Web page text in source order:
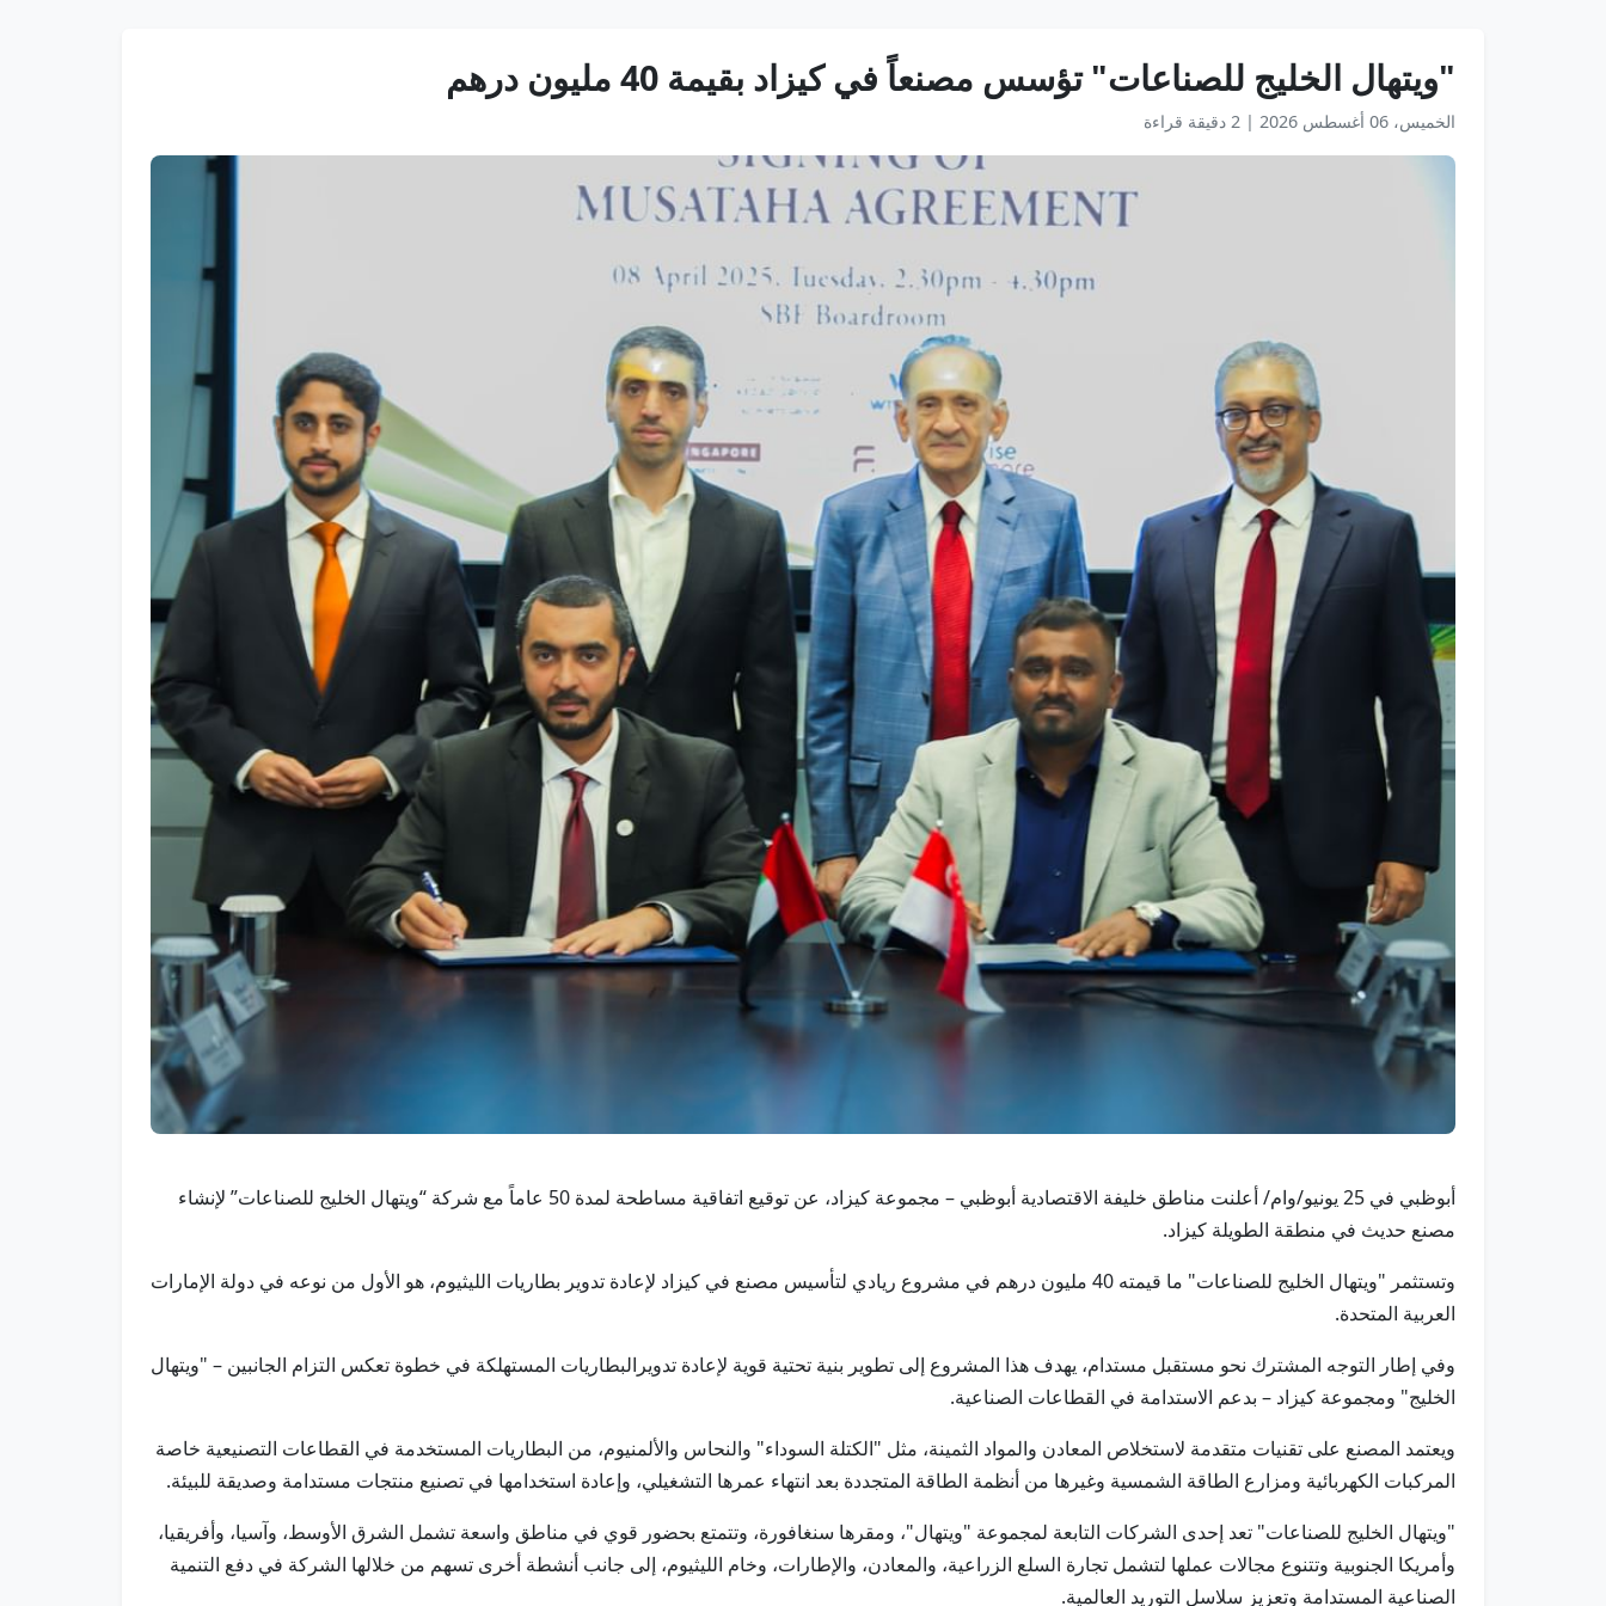
"ويتهال الخليج للصناعات" تؤسس مصنعاً في كيزاد بقيمة 40 مليون درهم
الخميس، 06 أغسطس 2026 | 2 دقيقة قراءة
أبوظبي في 25 يونيو/وام/ أعلنت مناطق خليفة الاقتصادية أبوظبي – مجموعة كيزاد، عن توقيع اتفاقية مساطحة لمدة 50 عاماً مع شركة “ويتهال الخليج للصناعات” لإنشاء
مصنع حديث في منطقة الطويلة كيزاد.
وتستثمر "ويتهال الخليج للصناعات" ما قيمته 40 مليون درهم في مشروع ريادي لتأسيس مصنع في كيزاد لإعادة تدوير بطاريات الليثيوم، هو الأول من نوعه في دولة الإمارات
العربية المتحدة.
وفي إطار التوجه المشترك نحو مستقبل مستدام، يهدف هذا المشروع إلى تطوير بنية تحتية قوية لإعادة تدويرالبطاريات المستهلكة في خطوة تعكس التزام الجانبين – "ويتهال
الخليج" ومجموعة كيزاد – بدعم الاستدامة في القطاعات الصناعية.
ويعتمد المصنع على تقنيات متقدمة لاستخلاص المعادن والمواد الثمينة، مثل "الكتلة السوداء" والنحاس والألمنيوم، من البطاريات المستخدمة في القطاعات التصنيعية خاصة
المركبات الكهربائية ومزارع الطاقة الشمسية وغيرها من أنظمة الطاقة المتجددة بعد انتهاء عمرها التشغيلي، وإعادة استخدامها في تصنيع منتجات مستدامة وصديقة للبيئة.
"ويتهال الخليج للصناعات" تعد إحدى الشركات التابعة لمجموعة "ويتهال"، ومقرها سنغافورة، وتتمتع بحضور قوي في مناطق واسعة تشمل الشرق الأوسط، وآسيا، وأفريقيا،
وأمريكا الجنوبية وتتنوع مجالات عملها لتشمل تجارة السلع الزراعية، والمعادن، والإطارات، وخام الليثيوم، إلى جانب أنشطة أخرى تسهم من خلالها الشركة في دفع التنمية
الصناعية المستدامة وتعزيز سلاسل التوريد العالمية.